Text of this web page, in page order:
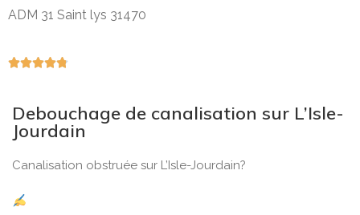
ADM 31 Saint lys 31470

Debouchage de canalisation sur L’Isle-
Jourdain
Canalisation obstruée sur L’Isle-Jourdain?